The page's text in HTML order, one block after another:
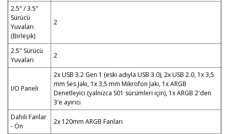
2.5" / 3.5"
Sürücü
Yuvaları
(Birleşik)
2
2.5" Sürücü
Yuvaları
2
I/O Paneli
2x USB 3.2 Gen 1 (eski adıyla USB 3.0), 2x USB 2.0, 1x 3,5
mm Ses Jakı, 1x 3,5 mm Mikrofon Jakı, 1x ARGB
Denetleyici (yalnızca S01 sürümleri için), 1x ARGB 2'den
3'e ayırıcı
Dahili Fanlar
- Ön
2x 120mm ARGB Fanları